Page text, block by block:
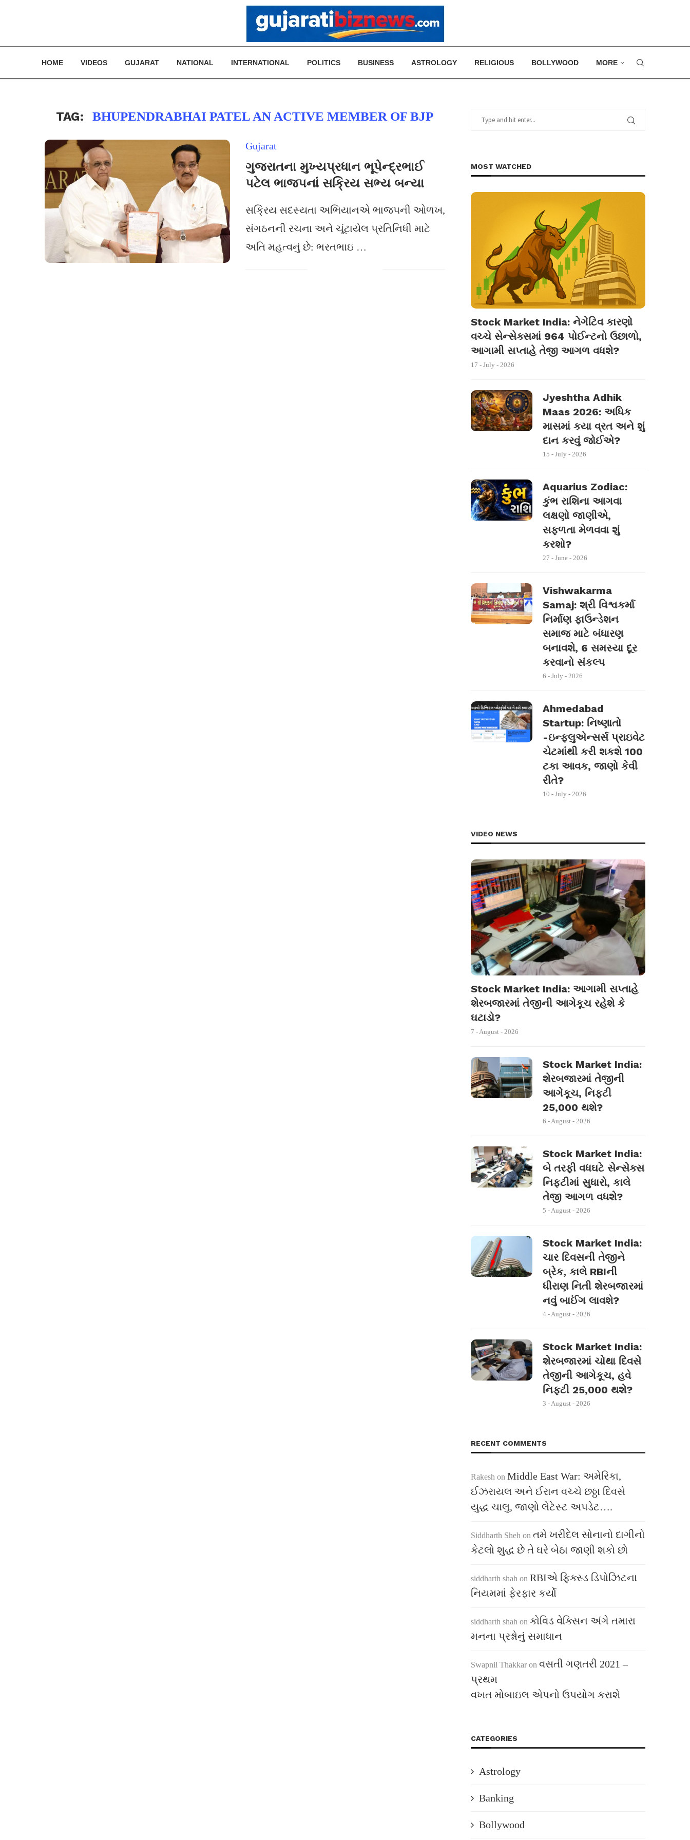
HOME VIDEOS GUJARAT NATIONAL INTERNATIONAL POLITICS BUSINESS ASTROLOGY RELIGIOUS BOLLYWOOD MORE
TAG: BHUPENDRABHAI PATEL AN ACTIVE MEMBER OF BJP
Gujarat
ગુજરાતના મુખ્યપ્રધાન ભૂપેન્દ્રભાઈ
પટેલ ભાજપનાં સક્રિય સભ્ય બન્યા
સક્રિય સદસ્યતા અભિયાનએ ભાજપની ઓળખ,
સંગઠનની રચના અને ચૂંટાયેલ પ્રતિનિધી માટે
અતિ મહત્વનું છે: ભરતભાઇ …
MOST WATCHED
Stock Market India: નેગેટિવ કારણો
વચ્ચે સેન્સેક્સમાં 964 પોઈન્ટનો ઉછાળો,
આગામી સપ્તાહે તેજી આગળ વધશે?
17 - July - 2026
Jyeshtha Adhik
Maas 2026: અધિક
માસમાં કયા વ્રત અને શું
દાન કરવું જોઈએ?
15 - July - 2026
Aquarius Zodiac:
કુંભ રાશિના આગવા
લક્ષણો જાણીએ,
સફળતા મેળવવા શું
કરશો?
27 - June - 2026
Vishwakarma
Samaj: શ્રી વિશ્વકર્મા
નિર્માણ ફાઉન્ડેશન
સમાજ માટે બંધારણ
બનાવશે, 6 સમસ્યા દૂર
કરવાનો સંકલ્પ
6 - July - 2026
Ahmedabad
Startup: નિષ્ણાતો
-ઇન્ફ્લુએન્સર્સ પ્રાઇવેટ
ચેટમાંથી કરી શકશે 100
ટકા આવક, જાણો કેવી
રીતે?
10 - July - 2026
VIDEO NEWS
Stock Market India: આગામી સપ્તાહે
શેરબજારમાં તેજીની આગેકૂચ રહેશે કે
ઘટાડો?
7 - August - 2026
Stock Market India:
શેરબજારમાં તેજીની
આગેકૂચ, નિફ્ટી
25,000 થશે?
6 - August - 2026
Stock Market India:
બે તરફી વધઘટે સેન્સેક્સ
નિફ્ટીમાં સુધારો, કાલે
તેજી આગળ વધશે?
5 - August - 2026
Stock Market India:
ચાર દિવસની તેજીને
બ્રેક, કાલે RBIની
ધીરાણ નિતી શેરબજારમાં
નવું બાઈંગ લાવશે?
4 - August - 2026
Stock Market India:
શેરબજારમાં ચોથા દિવસે
તેજીની આગેકૂચ, હવે
નિફ્ટી 25,000 થશે?
3 - August - 2026
RECENT COMMENTS
Rakesh on Middle East War: અમેરિકા,
ઈઝરાયલ અને ઈરાન વચ્ચે છઠ્ઠા દિવસે
યુદ્ધ ચાલુ, જાણો લેટેસ્ટ અપડેટ….
Siddharth Sheh on તમે ખરીદેલ સોનાનો દાગીનો
કેટલો શુદ્ધ છે તે ઘરે બેઠા જાણી શકો છો
siddharth shah on RBIએ ફિક્સ્ડ ડિપોઝિટના
નિયમમાં ફેરફાર કર્યો
siddharth shah on કોવિડ વેક્સિન અંગે તમારા
મનના પ્રશ્નોનું સમાધાન
Swapnil Thakkar on વસતી ગણતરી 2021 –
પ્રથમ
વખત મોબાઇલ એપનો ઉપયોગ કરાશે
CATEGORIES
Astrology
Banking
Bollywood